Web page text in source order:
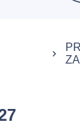
keyboard_arrow_right